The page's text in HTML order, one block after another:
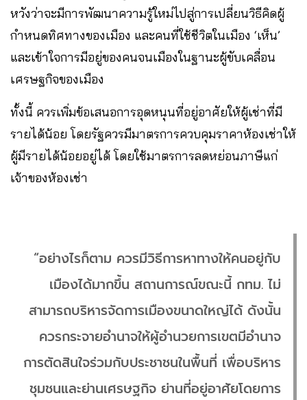
หวังว่าจะมีการพัฒนาความรู้ใหม่ไปสู่การเปลี่ยนวิธีคิดผู้
กำหนดทิศทางของเมือง และคนที่ใช้ชีวิตในเมือง ‘เห็น’
และเข้าใจการมีอยู่ของคนจนเมืองในฐานะผู้ขับเคลื่อน
เศรษฐกิจของเมือง
ทั้งนี้ ควรเพิ่มข้อเสนอการอุดหนุนที่อยู่อาศัยให้ผู้เช่าที่มี
รายได้น้อย โดยรัฐควรมีมาตรการควบคุมราคาห้องเช่าให้
ผู้มีรายได้น้อยอยู่ได้ โดยใช้มาตรการลดหย่อนภาษีแก่
เจ้าของห้องเช่า
“อย่างไรก็ตาม ควรมีวิธีการหาทางให้คนอยู่กับ
เมืองได้มากขึ้น สถานการณ์ขณะนี้ กทม. ไม่
สามารถบริหารจัดการเมืองขนาดใหญ่ได้ ดังนั้น
ควรกระจายอำนาจให้ผู้อำนวยการเขตมีอำนาจ
การตัดสินใจร่วมกับประชาชนในพื้นที่ เพื่อบริหาร
ชุมชนและย่านเศรษฐกิจ ย่านที่อยู่อาศัยโดยการ